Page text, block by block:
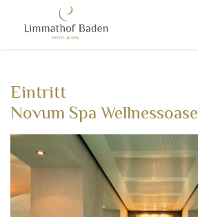
Eintritt
Novum Spa Wellnessoase